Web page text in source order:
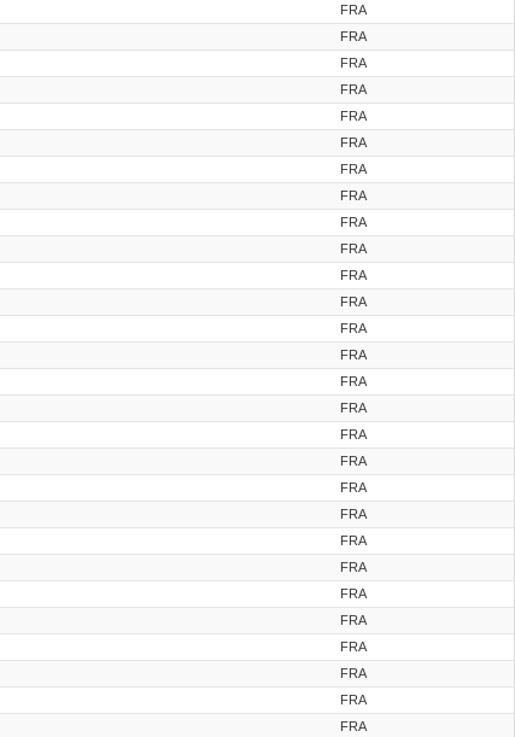
FRA
FRA
FRA
FRA
FRA
FRA
FRA
FRA
FRA
FRA
FRA
FRA
FRA
FRA
FRA
FRA
FRA
FRA
FRA
FRA
FRA
FRA
FRA
FRA
FRA
FRA
FRA
FRA